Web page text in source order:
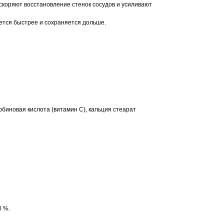
восстановление стенок сосудов и усиливают
быстрее и сохраняется дольше.
кислота (витамин С), кальция стеарат
%.